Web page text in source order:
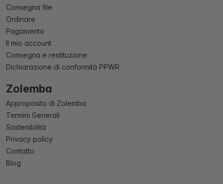
Consegna file
Ordinare
Pagamento
Il mio account
Consegna e restituzione
Dichiarazione di conformità PPWR
Zolemba
Approposito di Zolemba
Termini Generali
Sostenibilità
Privacy policy
Contatto
Blog